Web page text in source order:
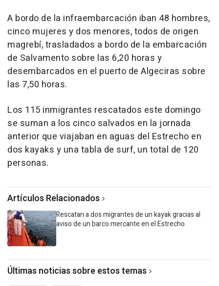
A bordo de la infraembarcación iban 48 hombres,
cinco mujeres y dos menores, todos de origen
magrebí, trasladados a bordo de la embarcación
de Salvamento sobre las 6,20 horas y
desembarcados en el puerto de Algeciras sobre
las 7,50 horas.
Los 115 inmigrantes rescatados este domingo
se suman a los cinco salvados en la jornada
anterior que viajaban en aguas del Estrecho en
dos kayaks y una tabla de surf, un total de 120
personas.
Artículos Relacionados
Rescatan a dos migrantes de un kayak gracias al
aviso de un barco mercante en el Estrecho
Últimas noticias sobre estos temas